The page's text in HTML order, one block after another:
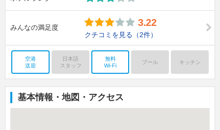
みんなの満足度 3.22
クチコミを見る （2件）
空港
送迎
日本語
スタッフ
無料
Wi-Fi
プール キッチン
基本情報・地図・アクセス